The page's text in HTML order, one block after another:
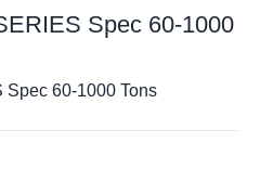
Spec 60-1000
Spec 60-1000 Tons